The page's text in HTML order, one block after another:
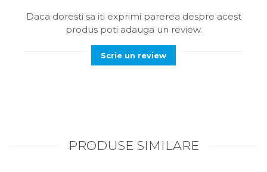
Daca doresti sa iti exprimi parerea despre acest
produs poti adauga un review.
Scrie un review
PRODUSE SIMILARE